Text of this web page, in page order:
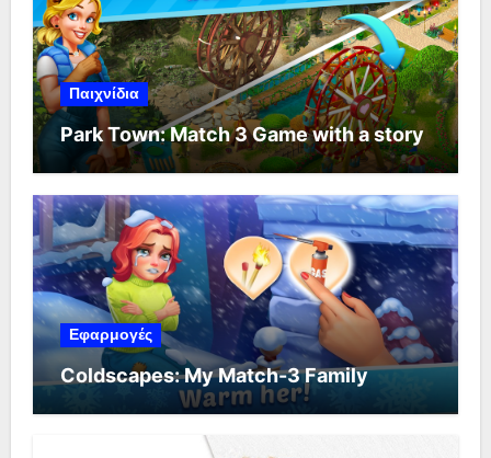
Παιχνίδια
Park Town: Match 3 Game with a story
Εφαρμογές
Coldscapes: My Match-3 Family